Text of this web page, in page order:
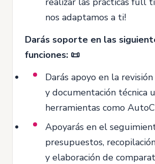
nos adaptamos a ti!
Darás soporte en las
funciones: 📜
Darás apoyo en la
y documentación técnica
herramientas como
Apoyarás en el
presupuestos,
y elaboración de